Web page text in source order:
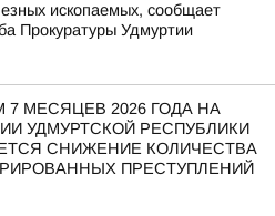
ископаемых, сообщает
Прокуратуры Удмуртии
7 МЕСЯЦЕВ 2026 ГОДА НА
УДМУРТСКОЙ РЕСПУБЛИКИ
СНИЖЕНИЕ КОЛИЧЕСТВА
ПРЕСТУПЛЕНИЙ